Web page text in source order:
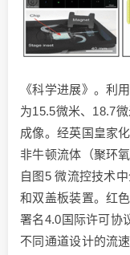
《科学进展》。利
为15.5微米、18.7
成像。经英国皇家
非牛顿流体（聚环
自图5 微流控技术
和双盖板装置。红
署名4.0国际许可协
不同通道设计的流